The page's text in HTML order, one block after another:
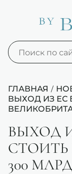
ГЛАВНАЯ /
ВЫХОД ИЗ ЕС
ВЫХОД
300